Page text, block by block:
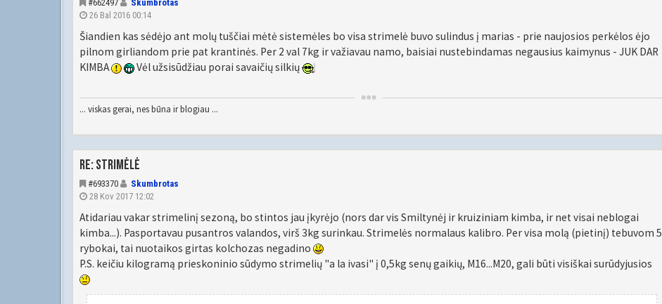
#662497
Skumbrotas
26 Bal 2016 00:14
Šiandien kas sėdėjo ant molų tuščiai mėtė sistemėles bo visa strimelė buvo sulindus į marias - prie naujosios perkėlos ėjo
pilnom girliandom prie pat krantinės. Per 2 val 7kg ir važiavau namo, baisiai nustebindamas negausius kaimynus - JUK DAR
KIMBA
Vėl užsisūdžiau porai savaičių silkių
... viskas gerai, nes būna ir blogiau ...
Re: Strimėlė
#693370
Skumbrotas
28 Kov 2017 12:02
Atidariau vakar strimelinį sezoną, bo stintos jau įkyrėjo (nors dar vis Smiltynėj ir kruiziniam kimba, ir net visai neblogai
kimba...). Pasportavau pusantros valandos, virš 3kg surinkau. Strimelės normalaus kalibro. Per visa molą (pietinį) tebuvom 5
rybokai, tai nuotaikos girtas kolchozas negadino
P.S. keičiu kilogramą prieskoninio sūdymo strimelių "a la ivasi" į 0,5kg senų gaikių, M16...M20, gali būti visiškai surūdyjusios